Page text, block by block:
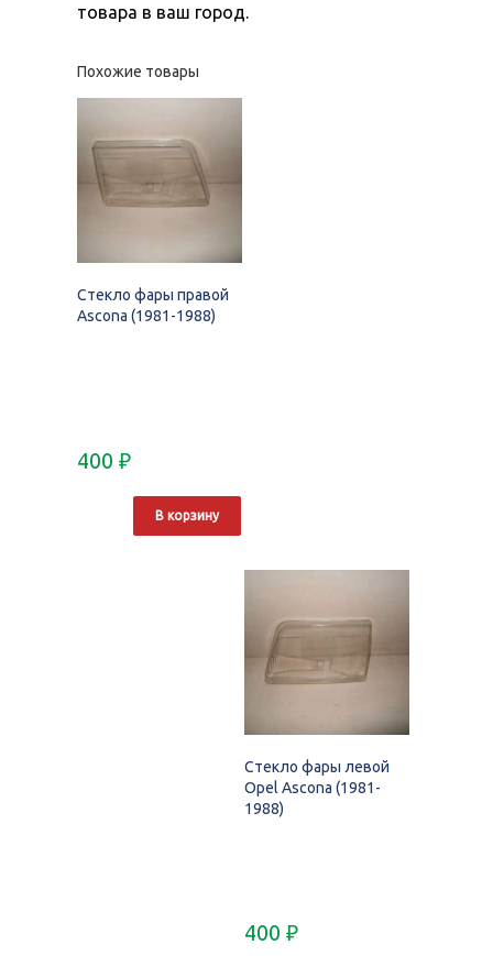
товара в ваш город.
Похожие товары
Стекло фары правой
Ascona (1981-1988)
400 ₽
В корзину
Стекло фары левой
Opel Ascona (1981-
1988)
400 ₽